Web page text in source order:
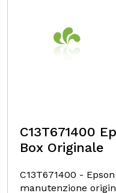
C13T671400
Box Originale
C13T671400 -
manutenzione